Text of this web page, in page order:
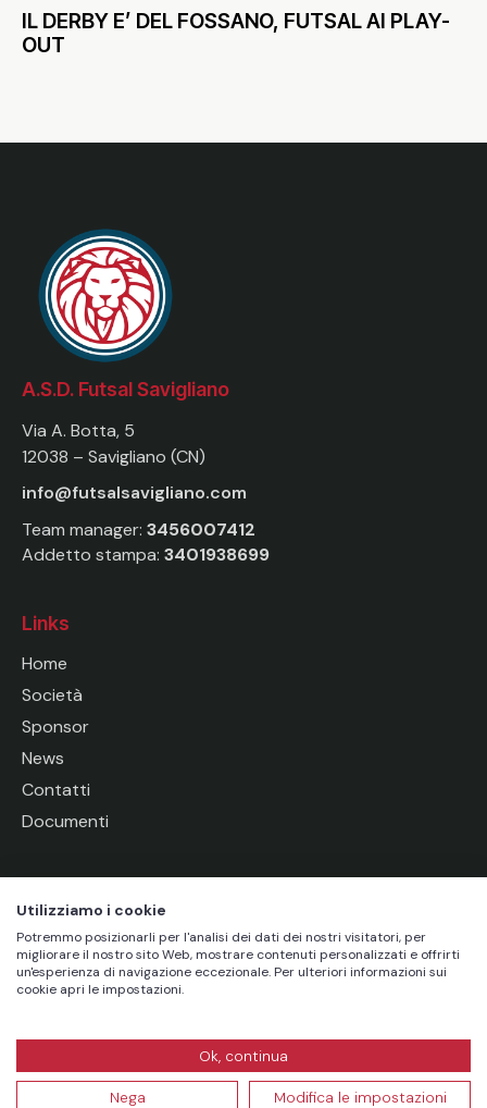
IL DERBY E’ DEL FOSSANO, FUTSAL AI PLAY-
OUT
A.S.D. Futsal Savigliano
Via A. Botta, 5
12038 – Savigliano (CN)
info@futsalsavigliano.com
Team manager: 3456007412
Addetto stampa: 3401938699
Links
Home
Società
Sponsor
News
Contatti
Documenti
Savigliano (CN) – PEC futsalsavigliano@mypcert.it – P.I.
03554270045 – C.F. 95024050049 –Privacy Policy–
Utilizziamo i cookie
Potremmo posizionarli per l'analisi dei dati dei nostri visitatori, per
migliorare il nostro sito Web, mostrare contenuti personalizzati e offrirti
un'esperienza di navigazione eccezionale. Per ulteriori informazioni sui
cookie apri le impostazioni.
Ok, continua
Nega Modifica le impostazioni